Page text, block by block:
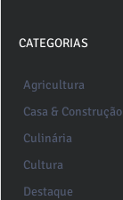
CATEGORIAS
Agricultura
Casa & Construção
Culinária
Cultura
Destaque